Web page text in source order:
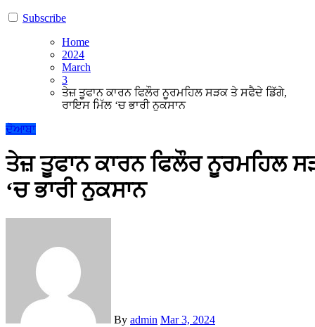
Subscribe
Home
2024
March
3
ਤੇਜ਼ ਤੂਫਾਨ ਕਾਰਨ ਫਿਲੌਰ ਨੂਰਮਹਿਲ ਸੜਕ ਤੇ ਸਫੈਦੇ ਡਿੱਗੇ,
ਰਾਇਸ ਮਿੱਲ ‘ਚ ਭਾਰੀ ਨੁਕਸਾਨ
ਦੋਆਬਾ
ਤੇਜ਼ ਤੂਫਾਨ ਕਾਰਨ ਫਿਲੌਰ ਨੂਰਮਹਿਲ
‘ਚ ਭਾਰੀ ਨੁਕਸਾਨ
By admin Mar 3, 2024